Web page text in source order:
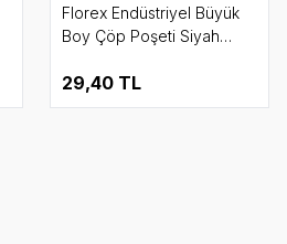
Florex Endüstriyel Büyük
Boy Çöp Poşeti Siyah
29,40 TL